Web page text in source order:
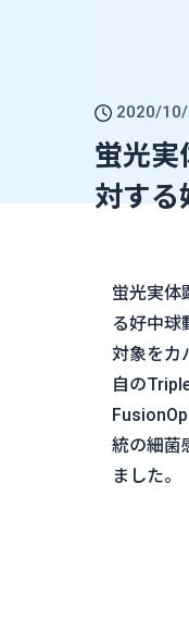
2020/
蛍光実
対する
蛍光実体
る好中球
対象をカ
自の
統の細菌
ました。